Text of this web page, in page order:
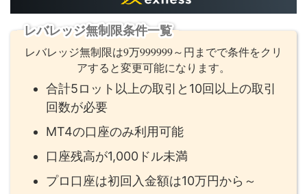
レバレッジ無制限条件一覧
レバレッジ無制限は9万999999～円までで条件をクリ
アすると変更可能になります。
合計5ロット以上の取引と10回以上の取引
回数が必要
MT4の口座のみ利用可能
口座残高が1,000ドル未満
プロ口座は初回入金額は10万円から～